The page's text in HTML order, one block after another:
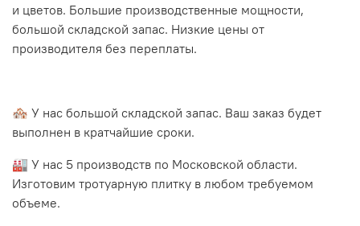
и цветов. Большие производственные мощности,
большой складской запас. Низкие цены от
производителя без переплаты.
🏘 У нас большой складской запас. Ваш заказ будет
выполнен в кратчайшие сроки.
🏭 У нас 5 производств по Московской области.
Изготовим тротуарную плитку в любом требуемом
объеме.